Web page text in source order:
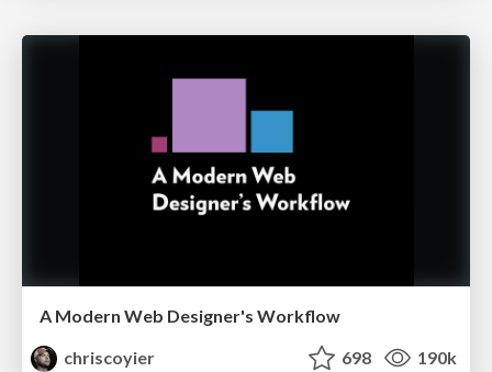
A Modern Web Designer's Workflow
chriscoyier
698 190k